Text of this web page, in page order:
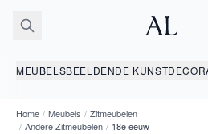
MEUBELSBEELDENDE KUNST
Home / Meubels / Zitmeubelen
/ Andere Zitmeubelen / 18e eeuw